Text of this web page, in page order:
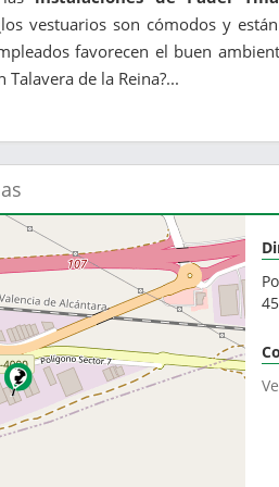
vestuarios son cómodos y
favorecen el buen
de la Reina?...